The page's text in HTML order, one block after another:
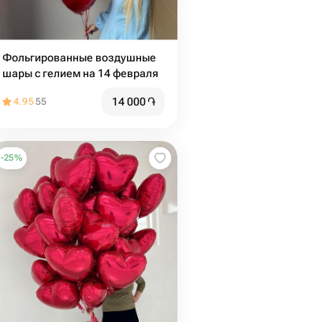
Фольгированные воздушные
шары с гелием на 14 февраля
4.9555 14 000֏
-25%